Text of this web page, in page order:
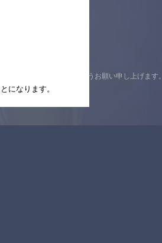
の上ご来店くださいますようお願い申し上げます。
になります。